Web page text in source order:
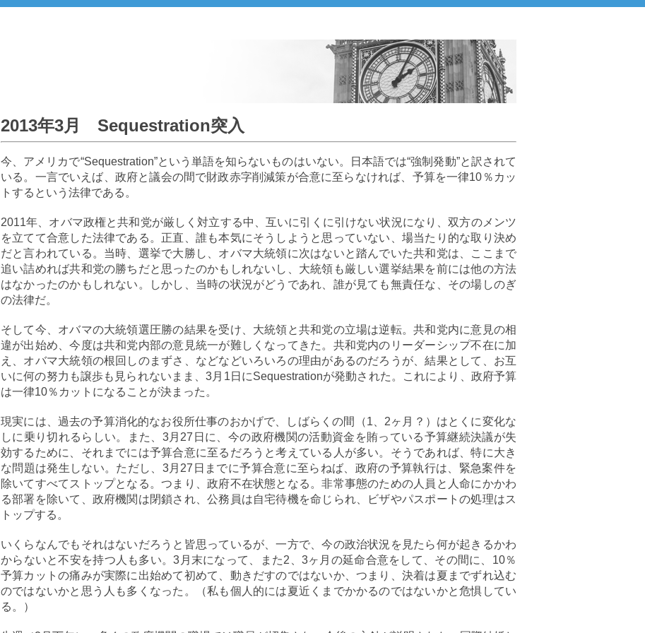
2013年3月 Sequestration突入
今、アメリカで“Sequestration”という単語を知らないものはいない。日本語では“強制発動”と訳されて
いる。一言でいえば、政府と議会の間で財政赤字削減策が合意に至らなければ、予算を一律10％カッ
トするという法律である。
2011年、オバマ政権と共和党が厳しく対立する中、互いに引くに引けない状況になり、双方のメンツ
を立てて合意した法律である。正直、誰も本気にそうしようと思っていない、場当たり的な取り決め
だと言われている。当時、選挙で大勝し、オバマ大統領に次はないと踏んでいた共和党は、ここまで
追い詰めれば共和党の勝ちだと思ったのかもしれないし、大統領も厳しい選挙結果を前には他の方法
はなかったのかもしれない。しかし、当時の状況がどうであれ、誰が見ても無責任な、その場しのぎ
の法律だ。
そして今、オバマの大統領選圧勝の結果を受け、大統領と共和党の立場は逆転。共和党内に意見の相
違が出始め、今度は共和党内部の意見統一が難しくなってきた。共和党内のリーダーシップ不在に加
え、オバマ大統領の根回しのまずさ、などなどいろいろの理由があるのだろうが、結果として、お互
いに何の努力も譲歩も見られないまま、3月1日にSequestrationが発動された。これにより、政府予算
は一律10％カットになることが決まった。
現実には、過去の予算消化的なお役所仕事のおかげで、しばらくの間（1、2ヶ月？）はとくに変化な
しに乗り切れるらしい。また、3月27日に、今の政府機関の活動資金を賄っている予算継続決議が失
効するために、それまでには予算合意に至るだろうと考えている人が多い。そうであれば、特に大き
な問題は発生しない。ただし、3月27日までに予算合意に至らねば、政府の予算執行は、緊急案件を
除いてすべてストップとなる。つまり、政府不在状態となる。非常事態のための人員と人命にかかわ
る部署を除いて、政府機関は閉鎖され、公務員は自宅待機を命じられ、ビザやパスポートの処理はス
トップする。
いくらなんでもそれはないだろうと皆思っているが、一方で、今の政治状況を見たら何が起きるかわ
からないと不安を持つ人も多い。3月末になって、また2、3ヶ月の延命合意をして、その間に、10％
予算カットの痛みが実際に出始めて初めて、動きだすのではないか、つまり、決着は夏までずれ込む
のではないかと思う人も多くなった。（私も個人的には夏近くまでかかるのではないかと危惧してい
る。）